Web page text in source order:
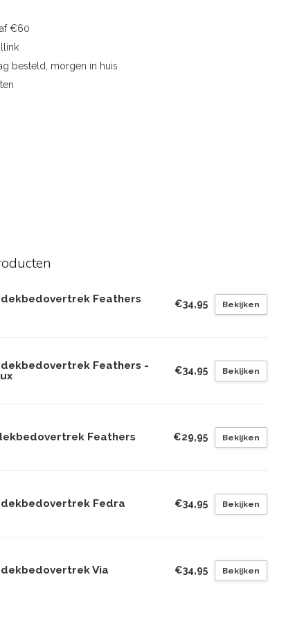
€60
besteld, morgen in huis
Feathers
€34,95 Bekijken
Feathers -
€34,95 Bekijken
Feathers €29,95 Bekijken
Fedra €34,95 Bekijken
Via €34,95 Bekijken